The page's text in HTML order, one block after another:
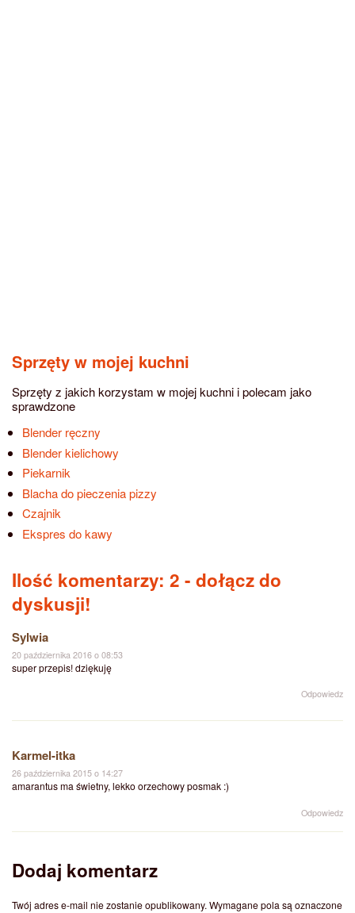
Sprzęty w mojej kuchni
Sprzęty z jakich korzystam w mojej kuchni i polecam jako
sprawdzone
Blender ręczny
Blender kielichowy
Piekarnik
Blacha do pieczenia pizzy
Czajnik
Ekspres do kawy
Ilość komentarzy: 2 - dołącz do
dyskusji!
Sylwia
20 października 2016 o 08:53
super przepis! dziękuję
Odpowiedz
Karmel-itka
26 października 2015 o 14:27
amarantus ma świetny, lekko orzechowy posmak :)
Odpowiedz
Dodaj komentarz
Twój adres e-mail nie zostanie opublikowany. Wymagane pola są oznaczone